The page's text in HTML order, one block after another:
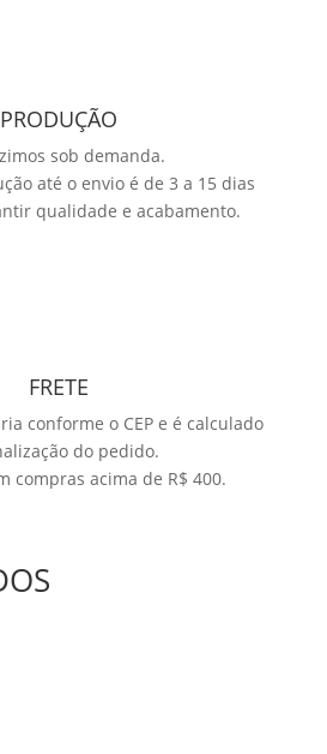
PRODUÇÃO
sob demanda.
até o envio é de 3 a 15 dias
qualidade e acabamento.
FRETE
conforme o CEP e é calculado
do pedido.
compras acima de R$ 400.